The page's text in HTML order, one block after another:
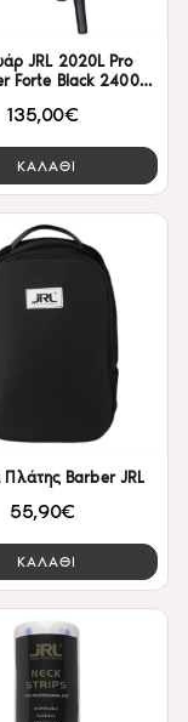
JRL 2020L Pro
Forte Black 2400
135,00€
ΚΑΛΑΘΙ
Πλάτης Barber JRL
55,90€
ΚΑΛΑΘΙ